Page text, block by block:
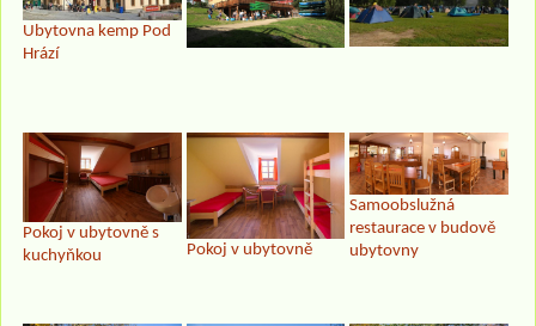
Ubytovna kemp Pod
Hrází
Pokoj v ubytovně s
kuchyňkou
Pokoj v ubytovně
Samoobslužná
restaurace v budově
ubytovny